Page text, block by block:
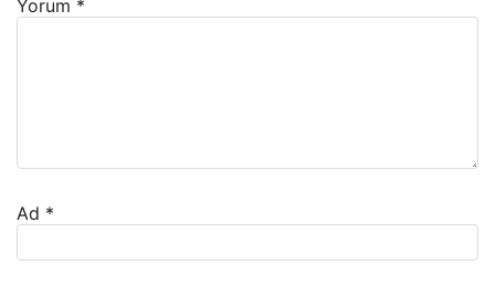
Yorum *
Ad *